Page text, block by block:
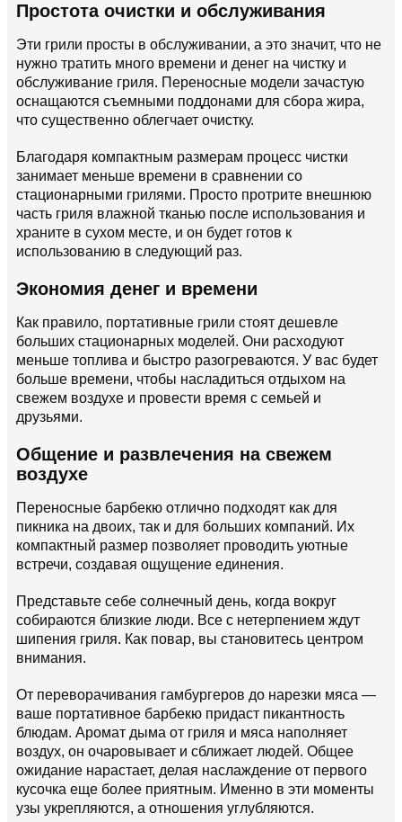
Простота очистки и обслуживания
Эти грили просты в обслуживании, а это значит, что не
нужно тратить много времени и денег на чистку и
обслуживание гриля. Переносные модели зачастую
оснащаются съемными поддонами для сбора жира,
что существенно облегчает очистку.
Благодаря компактным размерам процесс чистки
занимает меньше времени в сравнении со
стационарными грилями. Просто протрите внешнюю
часть гриля влажной тканью после использования и
храните в сухом месте, и он будет готов к
использованию в следующий раз.
Экономия денег и времени
Как правило, портативные грили стоят дешевле
больших стационарных моделей. Они расходуют
меньше топлива и быстро разогреваются. У вас будет
больше времени, чтобы насладиться отдыхом на
свежем воздухе и провести время с семьей и
друзьями.
Общение и развлечения на свежем
воздухе
Переносные барбекю отлично подходят как для
пикника на двоих, так и для больших компаний. Их
компактный размер позволяет проводить уютные
встречи, создавая ощущение единения.
Представьте себе солнечный день, когда вокруг
собираются близкие люди. Все с нетерпением ждут
шипения гриля. Как повар, вы становитесь центром
внимания.
От переворачивания гамбургеров до нарезки мяса —
ваше портативное барбекю придаст пикантность
блюдам. Аромат дыма от гриля и мяса наполняет
воздух, он очаровывает и сближает людей. Общее
ожидание нарастает, делая наслаждение от первого
кусочка еще более приятным. Именно в эти моменты
узы укрепляются, а отношения углубляются.